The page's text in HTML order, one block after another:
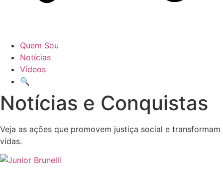
Quem Sou
Notícias
Vídeos
🔍
Notícias e Conquistas
Veja as ações que promovem justiça social e transformam
vidas.